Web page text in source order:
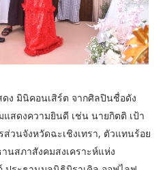
ง มินิคอนเสิร์ต จากศิลปินชื่อดัง
สดงความยินดี เช่น นายกิตติ เป้า
วนจังหวัดฉะเชิงเทรา, ตัวแทนร้อย
นสภาสังคมสงเคราะห์แห่ง